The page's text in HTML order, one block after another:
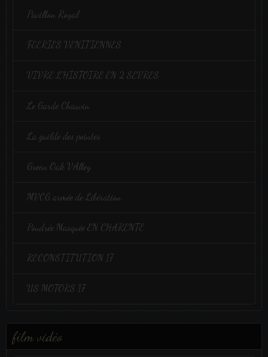
Pavillon Royal
FEERIES VENITIENNES
VIVRE L'HISTOIRE EN 2 SEVRES
Le Garde Chauvin
La guilde des pointes
Green Oak VAlley
MVCG armée de Libération
Poudrée Masquée EN CHARENTE
RECONSTITUTION 17
US MOTORS 17
film vidéo